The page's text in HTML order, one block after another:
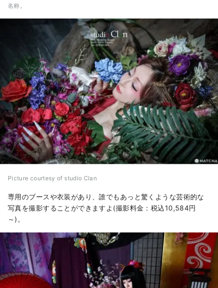
名称。
Picture courtesy of studio Clan
専用のブースや衣装があり、誰でもあっと驚くような芸術的な
写真を撮影することができますよ(撮影料金：税込10,584円
～)。